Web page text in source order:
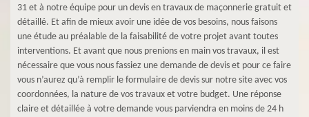
31 et à notre équipe pour un devis en travaux de maçonnerie gratuit et
détaillé. Et afin de mieux avoir une idée de vos besoins, nous faisons
une étude au préalable de la faisabilité de votre projet avant toutes
interventions. Et avant que nous prenions en main vos travaux, il est
nécessaire que vous nous fassiez une demande de devis et pour ce faire
vous n’aurez qu’à remplir le formulaire de devis sur notre site avec vos
coordonnées, la nature de vos travaux et votre budget. Une réponse
claire et détaillée à votre demande vous parviendra en moins de 24 h